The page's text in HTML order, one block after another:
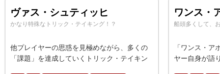
ヴァス・シュティッヒ
かなり特殊なトリック・テイキング！？
他プレイヤーの思惑を見極めながら、多くの
「課題」を達成していくトリック・テイキン
ワンス・
船頭多くして、
「ワンス・ア
ヤー自身が語